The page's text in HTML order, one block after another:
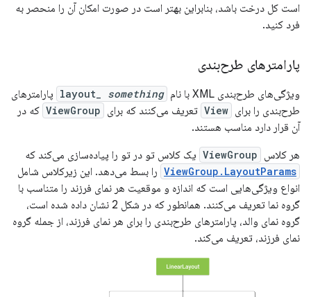
است کل درخت باشد، بنابراین بهتر است در صورت امکان آن را منحصر به
فرد کنید.
پارامترهای طرح‌بندی
ویژگی‌های طرح‌بندی XML با نام layout_ something
پارامترهای
طرح‌بندی را برای View تعریف می‌کنند که برای ViewGroup که در
آن قرار دارد مناسب هستند.
هر کلاس ViewGroup یک کلاس تو در تو را پیاده‌سازی می‌کند که
ViewGroup.LayoutParams را بسط می‌دهد. این زیرکلاس شامل
انواع ویژگی‌هایی است که اندازه و موقعیت هر نمای فرزند را متناسب با
گروه نما تعریف می‌کنند. همانطور که در شکل 2 نشان داده شده است،
گروه نمای والد، پارامترهای طرح‌بندی را برای هر نمای فرزند، از جمله گروه
نمای فرزند، تعریف می‌کند.